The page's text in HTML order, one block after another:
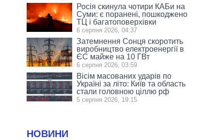
Росія скинула чотири КАБи на
Суми: є поранені, пошкоджено
ТЦ і багатоповерхівки
6 серпня 2026, 04:37
Затемнення Сонця скоротить
виробництво електроенергії в
ЄС майже на 10 ГВт
6 серпня 2026, 03:59
Вісім масованих ударів по
Україні за літо: Київ та область
стали головною ціллю рф
5 серпня 2026, 19:15
НОВИНИ